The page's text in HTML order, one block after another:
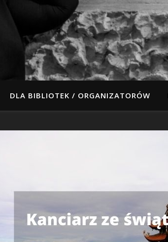
DLA BIBLIOTEK / ORGANIZATORÓW